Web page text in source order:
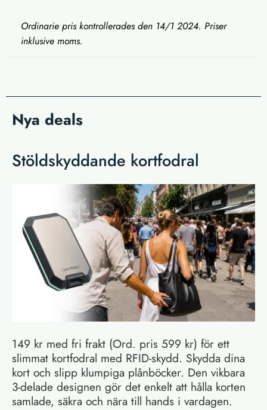
Ordinarie pris kontrollerades den 14/1 2024. Priser
inklusive moms.
Nya deals
Stöldskyddande kortfodral
149 kr med fri frakt (Ord. pris 599 kr) för ett
slimmat kortfodral med RFID-skydd. Skydda dina
kort och slipp klumpiga plånböcker. Den vikbara
3-delade designen gör det enkelt att hålla korten
samlade, säkra och nära till hands i vardagen.